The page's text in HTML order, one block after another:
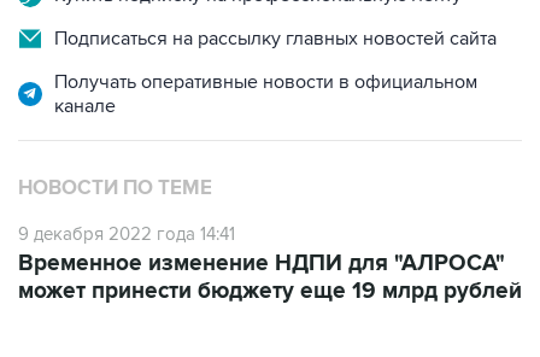
Подписаться на рассылку главных новостей сайта
Получать оперативные новости в официальном
канале
НОВОСТИ ПО ТЕМЕ
9 декабря 2022 года 14:41
Временное изменение НДПИ для "АЛРОСА"
может принести бюджету еще 19 млрд рублей